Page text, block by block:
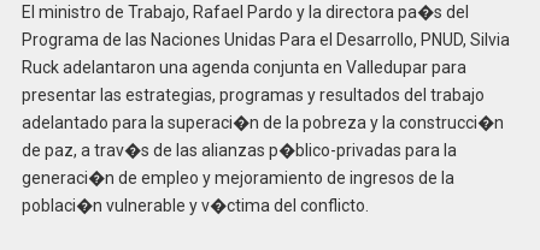
El ministro de Trabajo, Rafael Pardo y la directora pa�s del
Programa de las Naciones Unidas Para el Desarrollo, PNUD, Silvia
Ruck adelantaron una agenda conjunta en Valledupar para
presentar las estrategias, programas y resultados del trabajo
adelantado para la superaci�n de la pobreza y la construcci�n
de paz, a trav�s de las alianzas p�blico-privadas para la
generaci�n de empleo y mejoramiento de ingresos de la
poblaci�n vulnerable y v�ctima del conflicto.